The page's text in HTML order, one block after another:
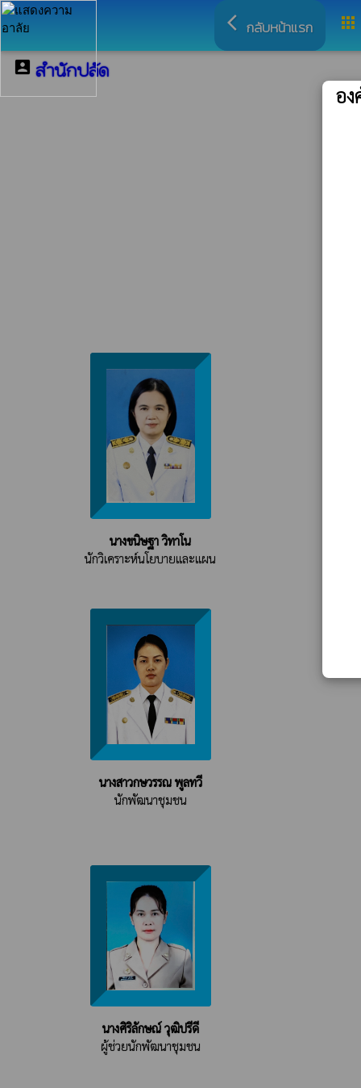
arrow_back_ios กลับหน้าแรก apps
account_box สำนักปลัด
นางขนิษฐา วิทาโน
นักวิเคราะห์นโยบายและแผน
นางสาวกษวรรณ พูลทวี
นักพัฒนาชุมชน
นางศิริลักษณ์ วุฒิปรีดี
ผู้ช่วยนักพัฒนาชุมชน
อ